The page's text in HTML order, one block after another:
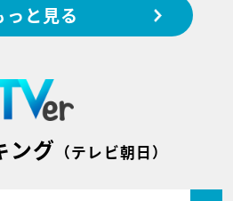
っと見る
ング （テレビ朝日）